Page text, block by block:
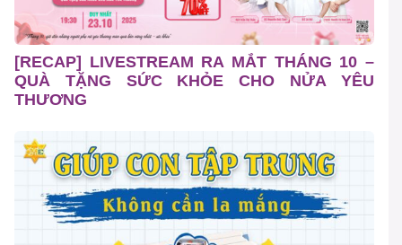
[RECAP] LIVESTREAM RA MẮT THÁNG 10 –
QUÀ TẶNG SỨC KHỎE CHO NỬA YÊU
THƯƠNG